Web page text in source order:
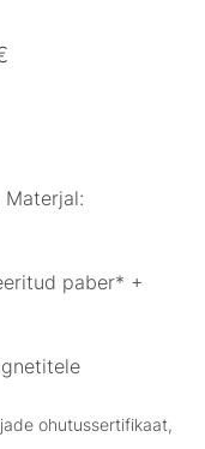
paber* +
ohutussertifikaat,